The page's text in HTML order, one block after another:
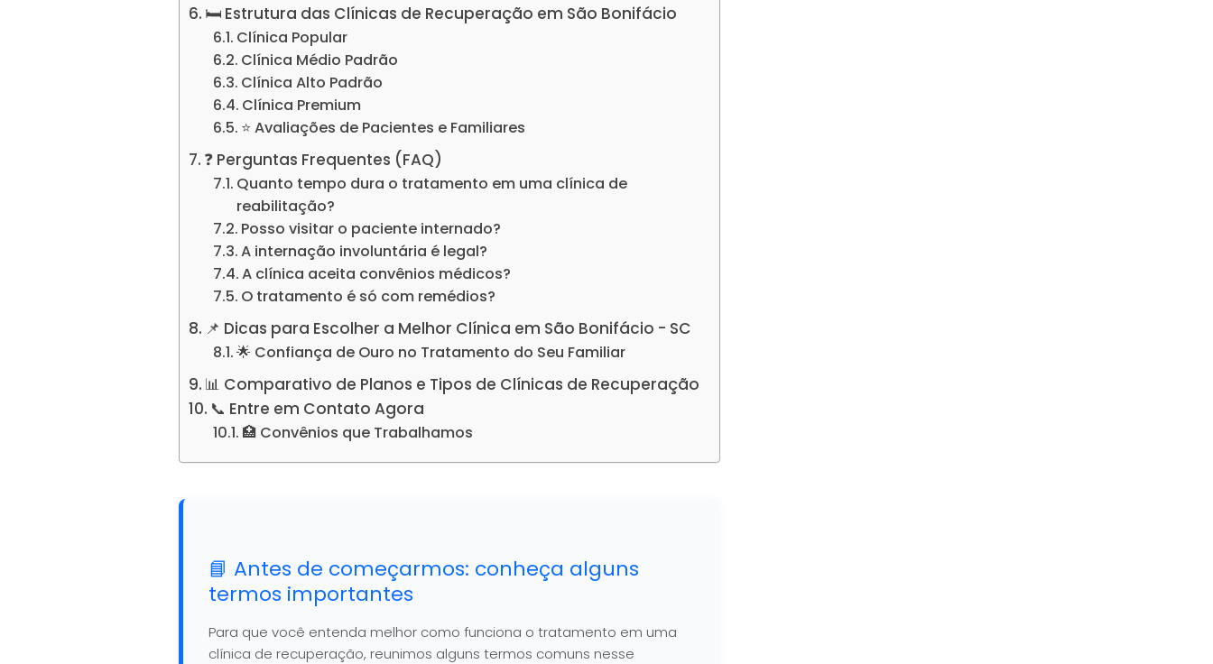
🛏️ Estrutura das Clínicas de Recuperação em São Bonifácio
Clínica Popular
Clínica Médio Padrão
Clínica Alto Padrão
Clínica Premium
⭐ Avaliações de Pacientes e Familiares
❓ Perguntas Frequentes (FAQ)
Quanto tempo dura o tratamento em uma clínica de
reabilitação?
Posso visitar o paciente internado?
A internação involuntária é legal?
A clínica aceita convênios médicos?
O tratamento é só com remédios?
📌 Dicas para Escolher a Melhor Clínica em São Bonifácio - SC
🌟 Confiança de Ouro no Tratamento do Seu Familiar
📊 Comparativo de Planos e Tipos de Clínicas de Recuperação
📞 Entre em Contato Agora
🏥 Convênios que Trabalhamos
📘 Antes de começarmos: conheça alguns
termos importantes
Para que você entenda melhor como funciona o tratamento em uma
clínica de recuperação, reunimos alguns termos comuns nesse